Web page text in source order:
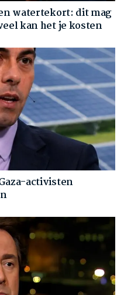
watertekort: dit mag
kan het je kosten
activisten